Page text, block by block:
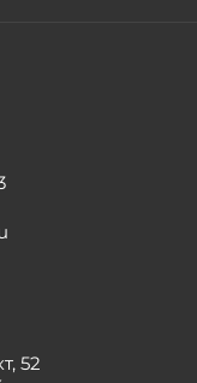
52